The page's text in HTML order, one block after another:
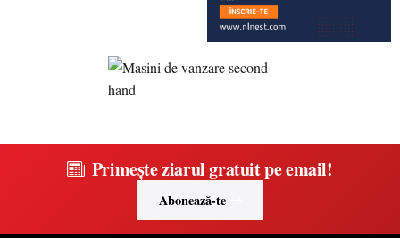
Primește ziarul gratuit pe email!
Abonează-te